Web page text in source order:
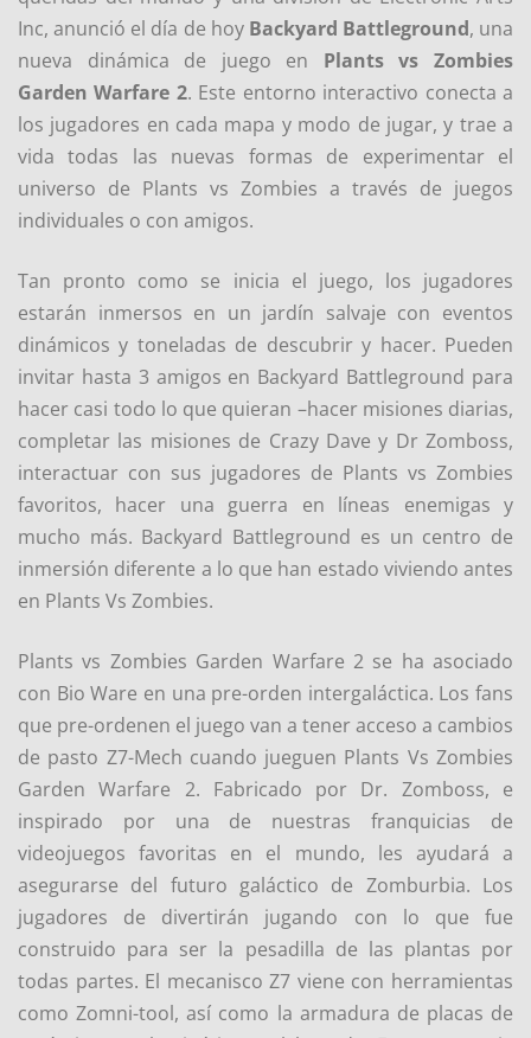
Inc, anunció el día de hoy Backyard Battleground, una
nueva dinámica de juego en Plants vs Zombies
Garden Warfare 2. Este entorno interactivo conecta a
los jugadores en cada mapa y modo de jugar, y trae a
vida todas las nuevas formas de experimentar el
universo de Plants vs Zombies a través de juegos
individuales o con amigos.
Tan pronto como se inicia el juego, los jugadores
estarán inmersos en un jardín salvaje con eventos
dinámicos y toneladas de descubrir y hacer. Pueden
invitar hasta 3 amigos en Backyard Battleground para
hacer casi todo lo que quieran –hacer misiones diarias,
completar las misiones de Crazy Dave y Dr Zomboss,
interactuar con sus jugadores de Plants vs Zombies
favoritos, hacer una guerra en líneas enemigas y
mucho más. Backyard Battleground es un centro de
inmersión diferente a lo que han estado viviendo antes
en Plants Vs Zombies.
Plants vs Zombies Garden Warfare 2 se ha asociado
con Bio Ware en una pre-orden intergaláctica. Los fans
que pre-ordenen el juego van a tener acceso a cambios
de pasto Z7-Mech cuando jueguen Plants Vs Zombies
Garden Warfare 2. Fabricado por Dr. Zomboss, e
inspirado por una de nuestras franquicias de
videojuegos favoritas en el mundo, les ayudará a
asegurarse del futuro galáctico de Zomburbia. Los
jugadores de divertirán jugando con lo que fue
construido para ser la pesadilla de las plantas por
todas partes. El mecanisco Z7 viene con herramientas
como Zomni-tool, así como la armadura de placas de